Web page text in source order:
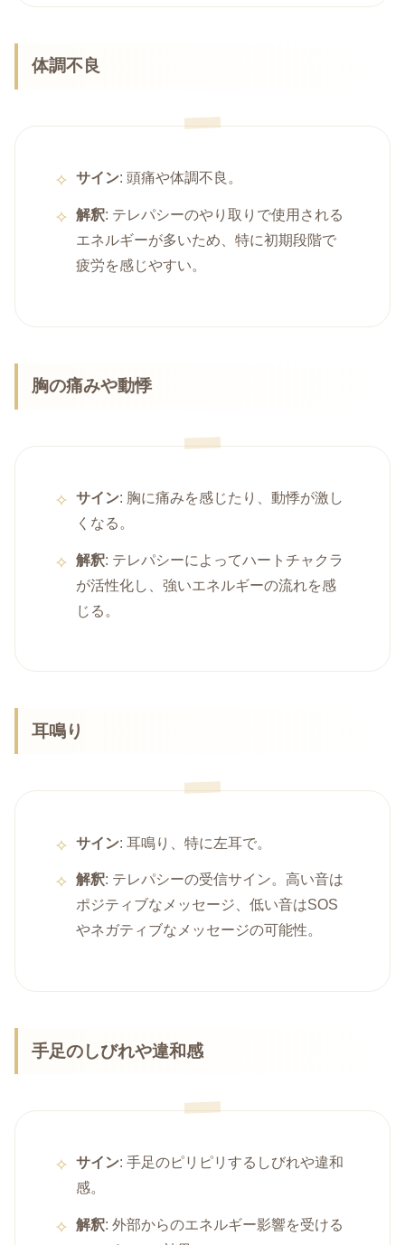
体調不良
サイン: 頭痛や体調不良。
解釈: テレパシーのやり取りで使用される
エネルギーが多いため、特に初期段階で
疲労を感じやすい。
胸の痛みや動悸
サイン: 胸に痛みを感じたり、動悸が激し
くなる。
解釈: テレパシーによってハートチャクラ
が活性化し、強いエネルギーの流れを感
じる。
耳鳴り
サイン: 耳鳴り、特に左耳で。
解釈: テレパシーの受信サイン。高い音は
ポジティブなメッセージ、低い音はSOS
やネガティブなメッセージの可能性。
手足のしびれや違和感
サイン: 手足のピリピリするしびれや違和
感。
解釈: 外部からのエネルギー影響を受ける